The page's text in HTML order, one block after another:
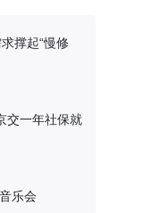
撑起“慢修
交一年社保就
乐会